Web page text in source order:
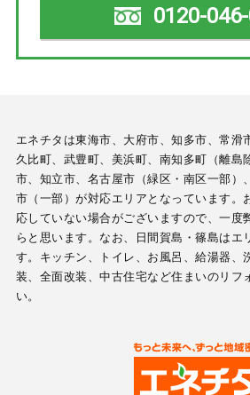
0120-
エネチタは東海市、大府市、知多市、常滑
久比町、武豊町、美浜町、南知多町（離島
市、知立市、名古屋市（緑区・南区一部）
市（一部）が対応エリアとなっています。
応していない場合がございますので、一度
らと思います。なお、日間賀島・篠島はエ
す。キッチン、トイレ、お風呂、給湯器、
装、全面改装、中古住宅など住まいのリフ
い。